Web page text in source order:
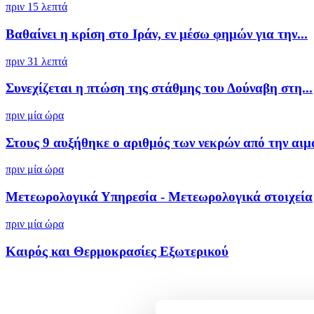
πριν 15 λεπτά
Βαθαίνει η κρίση στο Ιράν, εν μέσω φημών για την...
πριν 31 λεπτά
Συνεχίζεται η πτώση της στάθμης του Δούναβη στη...
πριν μία ώρα
Στους 9 αυξήθηκε ο αριθμός των νεκρών από την
πριν μία ώρα
Μετεωρολογικά Υπηρεσία - Μετεωρολογικά στοιχεία
πριν μία ώρα
Καιρός και Θερμοκρασίες Εξωτερικού